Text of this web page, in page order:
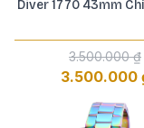
Diver 1770 43mm
3.500.000 ₫
3.500.000